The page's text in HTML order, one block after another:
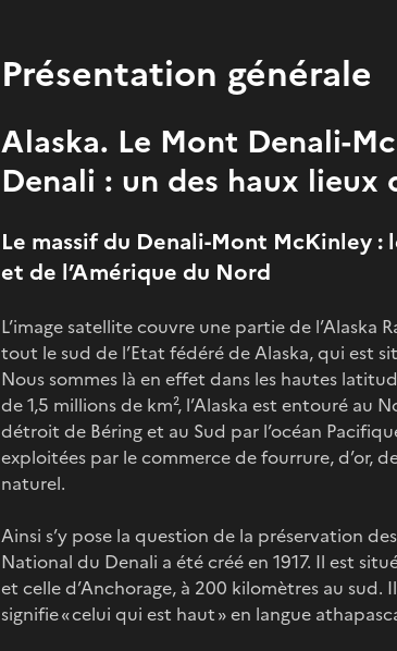
Présentation générale
Alaska. Le Mont Denali-
Denali : un des haux lieux
Le massif du Denali-Mont McKinley :
et de l’Amérique du Nord
L’image satellite couvre une partie de
tout le sud de l’Etat fédéré de Alaska, qui est
Nous sommes là en effet dans les hautes
de 1,5 millions de km², l’Alaska est entouré au
détroit de Béring et au Sud par l’océan
exploitées par le commerce de fourrure, d’or,
naturel.
Ainsi s’y pose la question de la préservation
National du Denali a été créé en 1917. Il est
et celle d’Anchorage, à 200 kilomètres au sud.
signifie « celui qui est haut » en langue